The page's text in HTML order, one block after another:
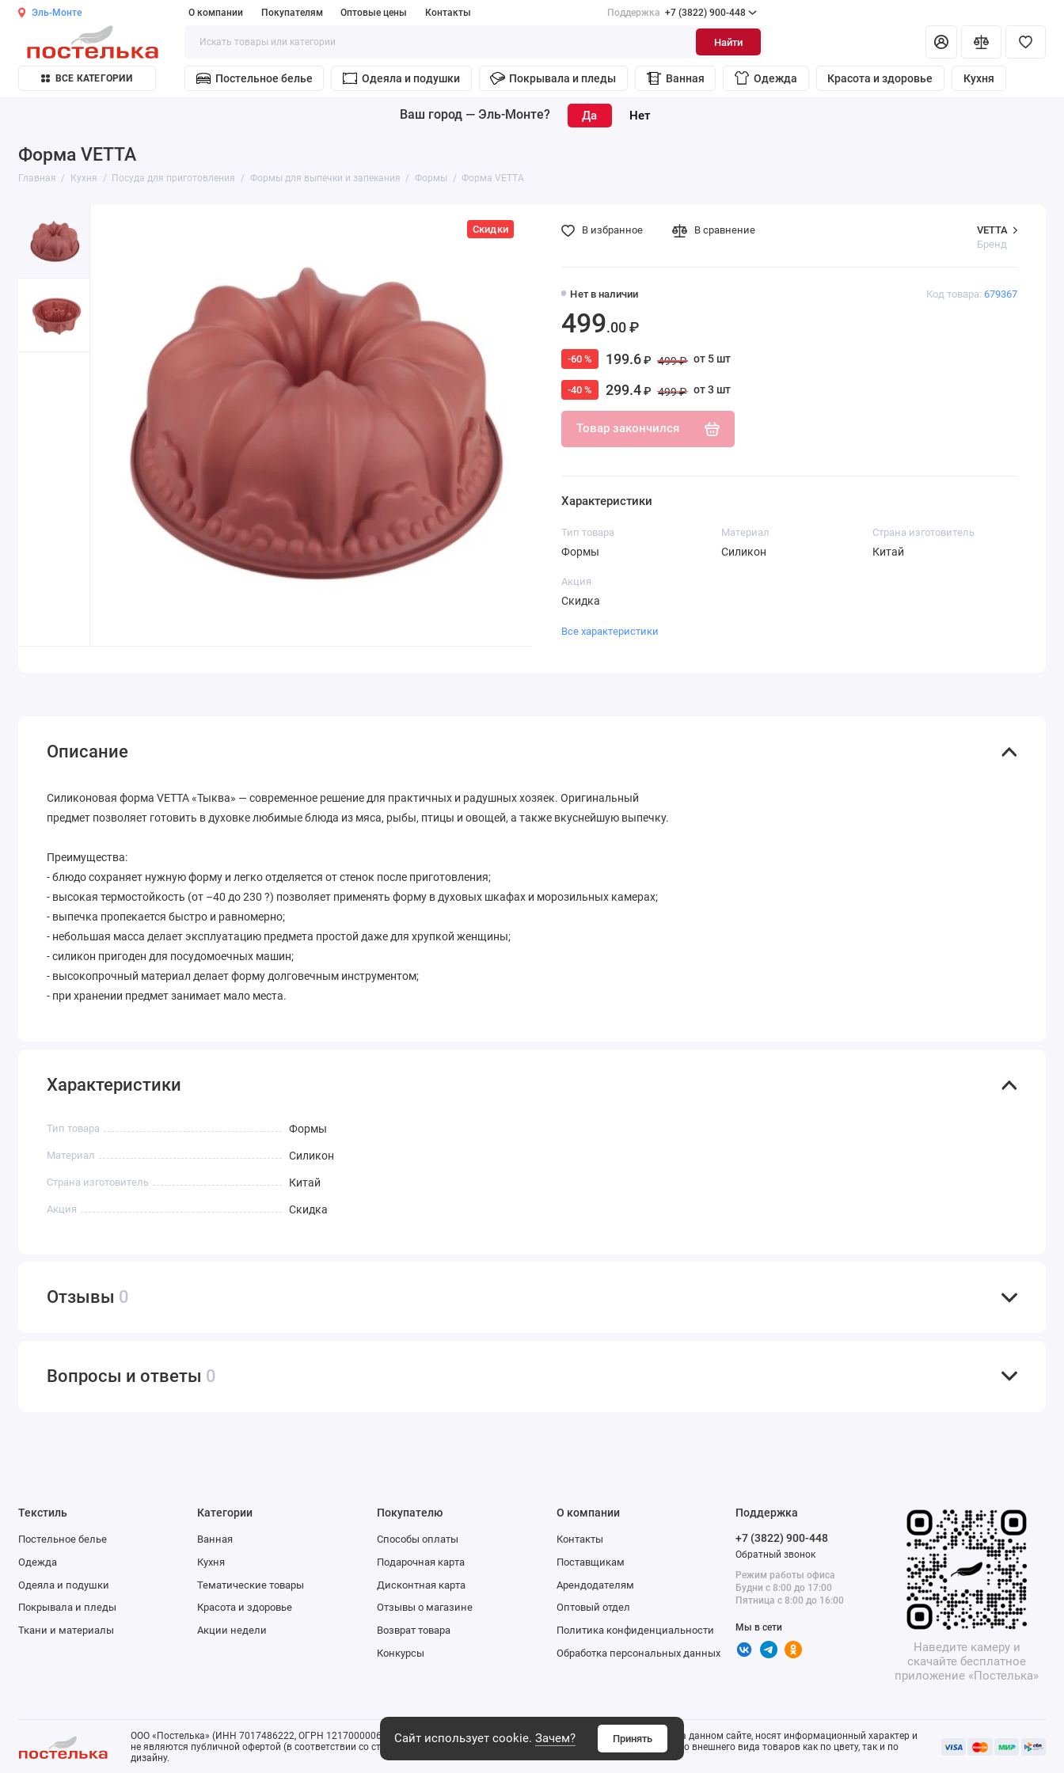
Эль-Монте О компании Покупателям Оптовые цены Контакты Поддержка +7 (3822) 900-448
Найти
ВСЕ КАТЕГОРИИ Постельное белье Одеяла и подушки Покрывала и пледы Ванная Одежда Красота и здоровье Кухня
Ваш город — Эль-Монте?
Форма VETTA
Главная Кухня Посуда для приготовления Формы для выпечки и запекания Формы Форма VETTA
Скидки
Код товара: 679367
VETTA
Бренд
Нет в наличии
499.00 ₽
-60 % 199.6₽ 499 ₽ от 5 шт
-40 % 299.4₽ 499 ₽ от 3 шт
Товар закончился
В избранное В сравнение
Характеристики
Тип товара
Формы
Материал
Силикон
Страна изготовитель
Китай
Акция
Скидка
Все характеристики
Описание
Силиконовая форма VETTA «Тыква» — современное решение для практичных и радушных хозяек. Оригинальный
предмет позволяет готовить в духовке любимые блюда из мяса, рыбы, птицы и овощей, а также вкуснейшую выпечку.
Преимущества:
- блюдо сохраняет нужную форму и легко отделяется от стенок после приготовления;
- высокая термостойкость (от –40 до 230 ?) позволяет применять форму в духовых шкафах и морозильных камерах;
- выпечка пропекается быстро и равномерно;
- небольшая масса делает эксплуатацию предмета простой даже для хрупкой женщины;
- силикон пригоден для посудомоечных машин;
- высокопрочный материал делает форму долговечным инструментом;
- при хранении предмет занимает мало места.
Характеристики
Тип товара Формы
Материал Силикон
Страна изготовитель Китай
Акция Скидка
Отзывы 0
Вопросы и ответы 0
Сайт использует cookie.Зачем? Принять
Текстиль
Постельное белье
Одежда
Одеяла и подушки
Покрывала и пледы
Ткани и материалы
Категории
Ванная
Кухня
Тематические товары
Красота и здоровье
Акции недели
Покупателю
Способы оплаты
Подарочная карта
Дисконтная карта
Отзывы о магазине
Возврат товара
Конкурсы
О компании
Контакты
Поставщикам
Арендодателям
Оптовый отдел
Политика конфиденциальности
Обработка персональных данных
Поддержка
+7 (3822) 900-448
Обратный звонок
Режим работы офиса
Будни с 8:00 до 17:00
Пятница с 8:00 до 16:00
Мы в сети
Наведите камеру и
скачайте бесплатное
приложение «Постелька»
ООО «Постелька» (ИНН 7017486222, ОГРН 1217000006816). Все указанные цены и информация о товаре размещенная на данном сайте, носят информационный характер и
не являются публичной офертой (в соответствии со ст. 437 ГК РФ). Изображения товаров могут отличаться от реального внешнего вида товаров как по цвету, так и по
дизайну.